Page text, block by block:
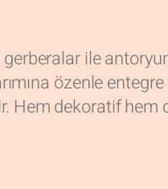
gerberalar ile
özenle
Hem dekoratif